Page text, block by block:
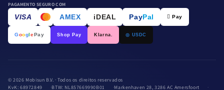
PAGAMENTO SEGURO COM
VISA AMEX iDEAL PayPal  Pay
GooglePay Shop Pay Klarna. ◎ USDC
© 2026 Mobisun B.V. · Todos os direitos reservados
KvK: 68972849
BTW: NL857669990B01 Markenhaven 28, 3286 AC Amersfoort